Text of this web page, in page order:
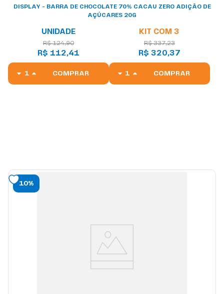
DISPLAY - BARRA DE CHOCOLATE 70% CACAU ZERO ADIÇÃO DE
AÇÚCARES 20G
UNIDADE
R$ 124,90
R$ 112,41
COMPRAR
KIT COM 3
R$ 337,23
R$ 320,37
COMPRAR
10%